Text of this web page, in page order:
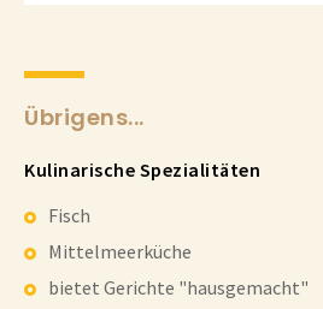
Übrigens...
Kulinarische Spezialitäten
Fisch
Mittelmeerküche
bietet Gerichte "hausgemacht"